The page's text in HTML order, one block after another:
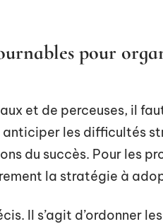
pour
et de perceuses, il
anticiper les difficultés
du succès. Pour les
la stratégie à
Il s’agit d’ordonner